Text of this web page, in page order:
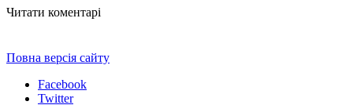
Читати коментарі
Повна версія сайту
Facebook
Twitter